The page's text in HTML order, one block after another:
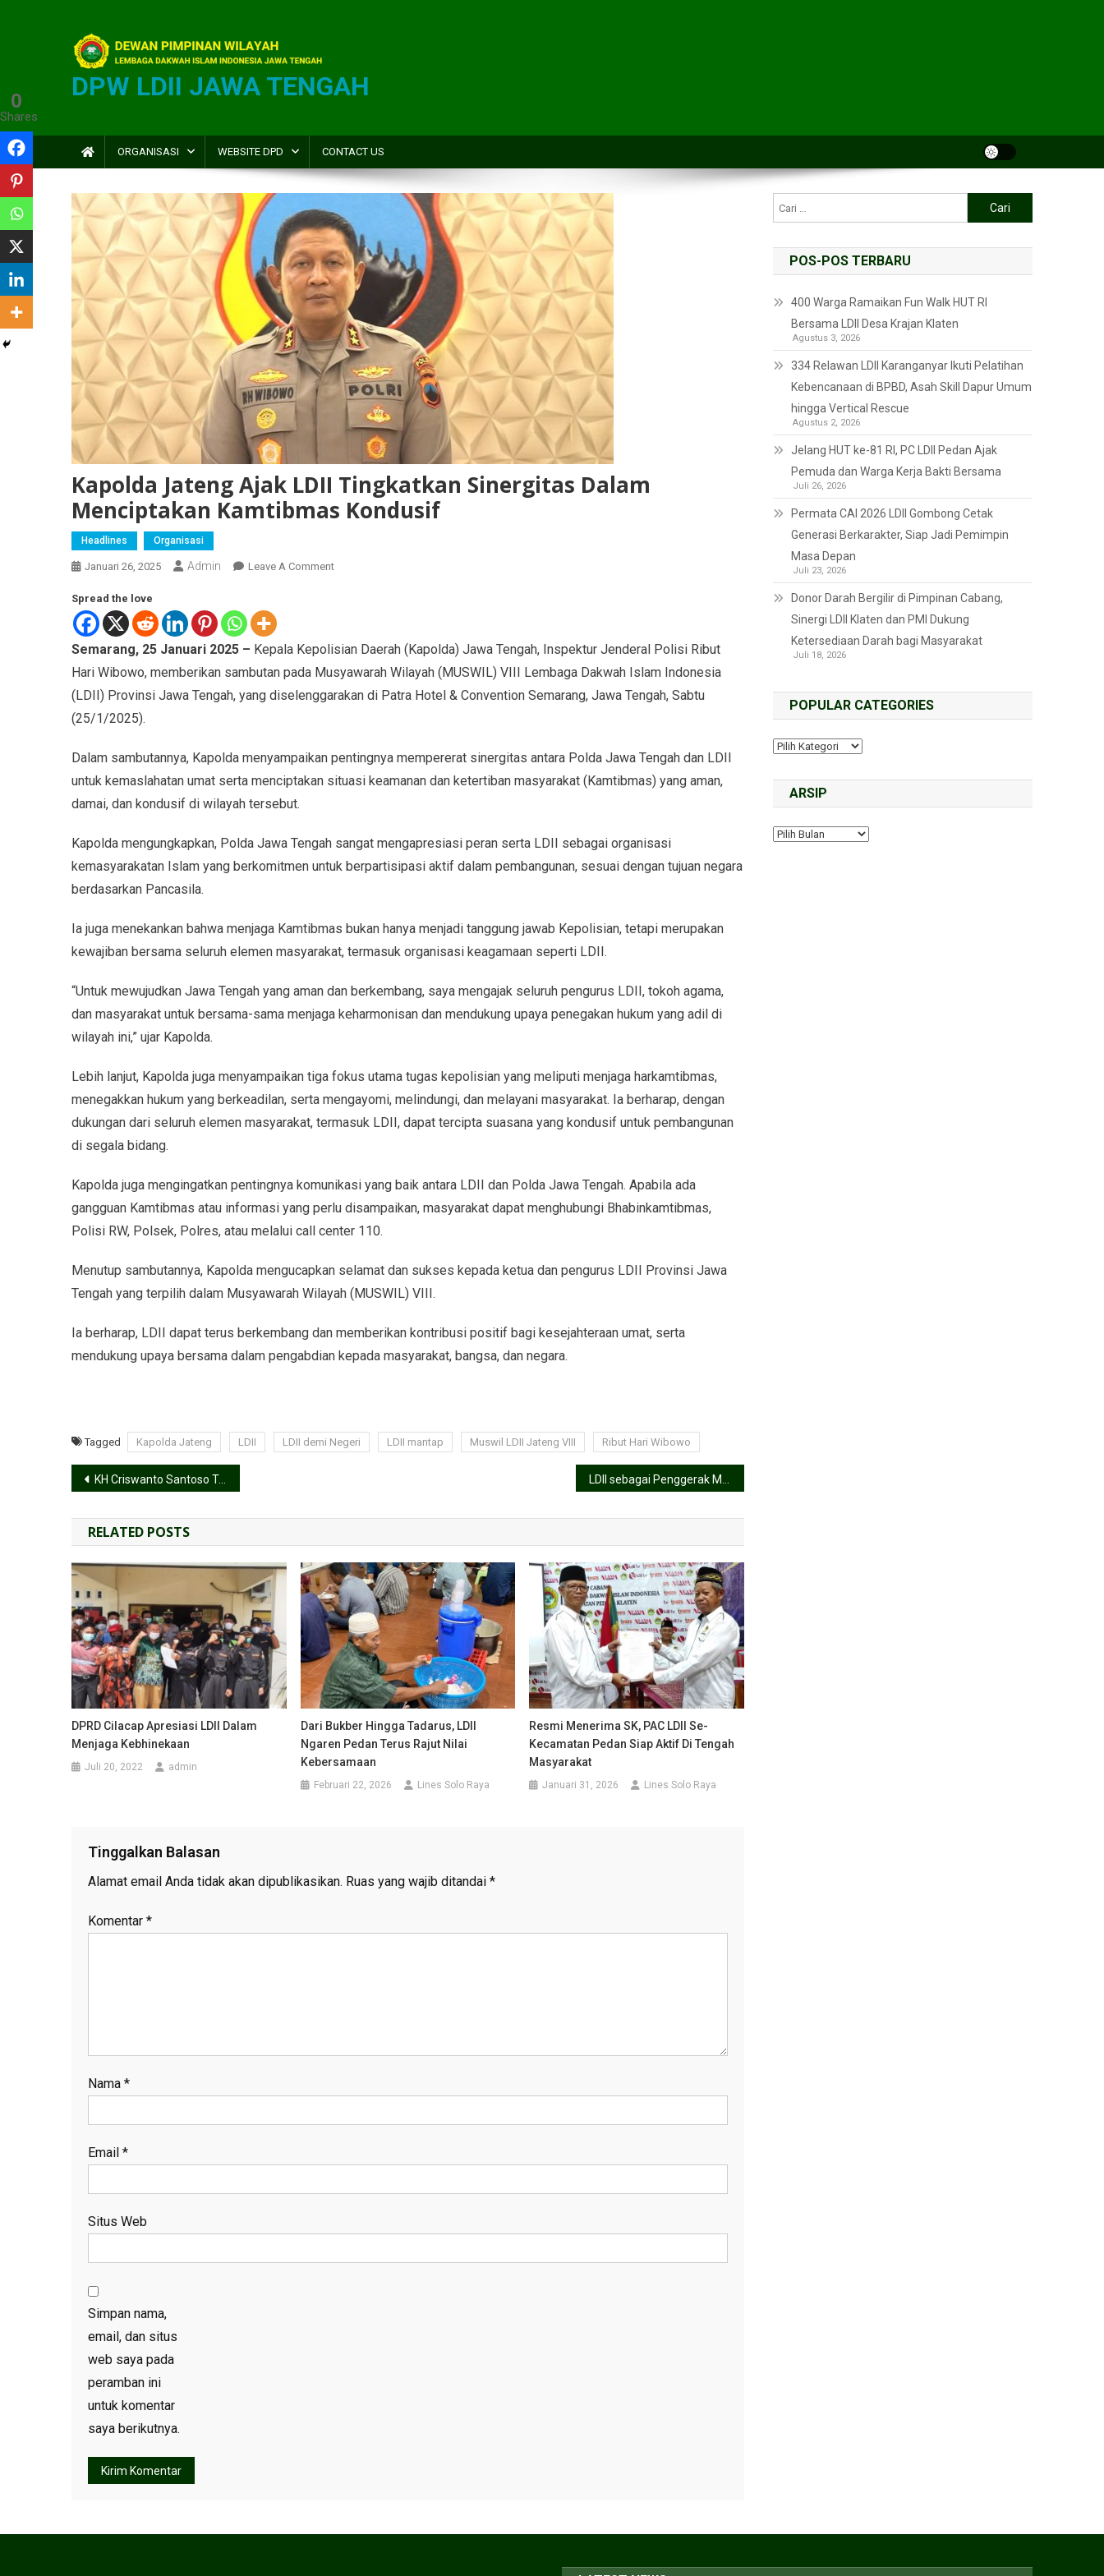
DPW LDII JAWA TENGAH
ORGANISASI WEBSITE DPD CONTACT US
Kapolda Jateng Ajak LDII Tingkatkan Sinergitas Dalam
Menciptakan Kamtibmas Kondusif
Headlines Organisasi
Januari 26, 2025 Admin Leave A Comment
Spread the love
Semarang, 25 Januari 2025 – Kepala Kepolisian Daerah (Kapolda) Jawa Tengah, Inspektur Jenderal Polisi Ribut
Hari Wibowo, memberikan sambutan pada Musyawarah Wilayah (MUSWIL) VIII Lembaga Dakwah Islam Indonesia
(LDII) Provinsi Jawa Tengah, yang diselenggarakan di Patra Hotel & Convention Semarang, Jawa Tengah, Sabtu
(25/1/2025).
Dalam sambutannya, Kapolda menyampaikan pentingnya mempererat sinergitas antara Polda Jawa Tengah dan LDII
untuk kemaslahatan umat serta menciptakan situasi keamanan dan ketertiban masyarakat (Kamtibmas) yang aman,
damai, dan kondusif di wilayah tersebut.
Kapolda mengungkapkan, Polda Jawa Tengah sangat mengapresiasi peran serta LDII sebagai organisasi
kemasyarakatan Islam yang berkomitmen untuk berpartisipasi aktif dalam pembangunan, sesuai dengan tujuan negara
berdasarkan Pancasila.
Ia juga menekankan bahwa menjaga Kamtibmas bukan hanya menjadi tanggung jawab Kepolisian, tetapi merupakan
kewajiban bersama seluruh elemen masyarakat, termasuk organisasi keagamaan seperti LDII.
“Untuk mewujudkan Jawa Tengah yang aman dan berkembang, saya mengajak seluruh pengurus LDII, tokoh agama,
dan masyarakat untuk bersama-sama menjaga keharmonisan dan mendukung upaya penegakan hukum yang adil di
wilayah ini,” ujar Kapolda.
Lebih lanjut, Kapolda juga menyampaikan tiga fokus utama tugas kepolisian yang meliputi menjaga harkamtibmas,
menegakkan hukum yang berkeadilan, serta mengayomi, melindungi, dan melayani masyarakat. Ia berharap, dengan
dukungan dari seluruh elemen masyarakat, termasuk LDII, dapat tercipta suasana yang kondusif untuk pembangunan
di segala bidang.
Kapolda juga mengingatkan pentingnya komunikasi yang baik antara LDII dan Polda Jawa Tengah. Apabila ada
gangguan Kamtibmas atau informasi yang perlu disampaikan, masyarakat dapat menghubungi Bhabinkamtibmas,
Polisi RW, Polsek, Polres, atau melalui call center 110.
Menutup sambutannya, Kapolda mengucapkan selamat dan sukses kepada ketua dan pengurus LDII Provinsi Jawa
Tengah yang terpilih dalam Musyawarah Wilayah (MUSWIL) VIII.
Ia berharap, LDII dapat terus berkembang dan memberikan kontribusi positif bagi kesejahteraan umat, serta
mendukung upaya bersama dalam pengabdian kepada masyarakat, bangsa, dan negara.
0
Shares
Tagged Kapolda Jateng LDII LDII demi Negeri LDII mantap Muswil LDII Jateng VIII Ribut Hari Wibowo
KH Criswanto Santoso Tekankan Pentingnya Sinergi dan Pembangunan Berkelanjutan dalam Muswil VIII LDII Jateng
RELATED POSTS
DPRD Cilacap Apresiasi LDII Dalam
Menjaga Kebhinekaan
Juli 20, 2022 admin
Dari Bukber Hingga Tadarus, LDII
Ngaren Pedan Terus Rajut Nilai
Kebersamaan
Februari 22, 2026 Lines Solo Raya
Resmi Menerima SK, PAC LDII Se-
Kecamatan Pedan Siap Aktif Di Tengah
Masyarakat
Januari 31, 2026 Lines Solo Raya
Tinggalkan Balasan
Alamat email Anda tidak akan dipublikasikan. Ruas yang wajib ditandai *
Komentar *
Nama *
Email *
Situs Web
Simpan nama,
email, dan situs
web saya pada
peramban ini
untuk komentar
saya berikutnya.
POS-POS TERBARU
400 Warga Ramaikan Fun Walk HUT RI
Bersama LDII Desa Krajan Klaten
Agustus 3, 2026
334 Relawan LDII Karanganyar Ikuti Pelatihan
Kebencanaan di BPBD, Asah Skill Dapur Umum
hingga Vertical Rescue
Agustus 2, 2026
Jelang HUT ke-81 RI, PC LDII Pedan Ajak
Pemuda dan Warga Kerja Bakti Bersama
Juli 26, 2026
Permata CAI 2026 LDII Gombong Cetak
Generasi Berkarakter, Siap Jadi Pemimpin
Masa Depan
Juli 23, 2026
Donor Darah Bergilir di Pimpinan Cabang,
Sinergi LDII Klaten dan PMI Dukung
Ketersediaan Darah bagi Masyarakat
Juli 18, 2026
POPULAR CATEGORIES
ARSIP